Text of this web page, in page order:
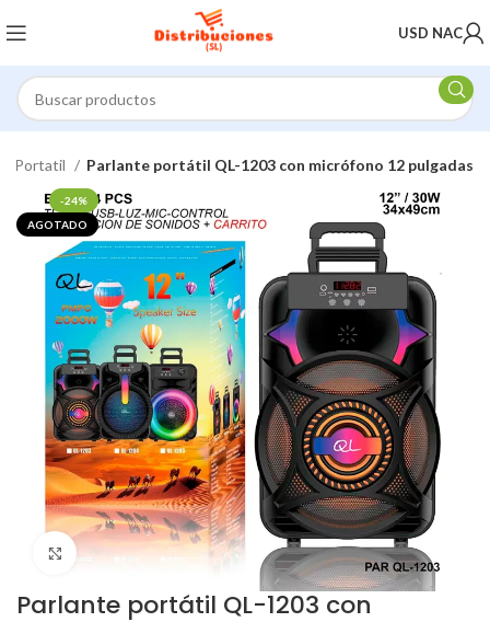
USD NAC
Portatil Parlante portátil QL-1203 con micrófono 12 pulgadas
-24%
AGOTADO
Click to enlarge
Parlante portátil QL-1203 con